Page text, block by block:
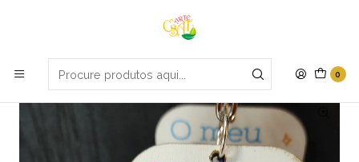
0
Portes grátis em compras apartir de 70€